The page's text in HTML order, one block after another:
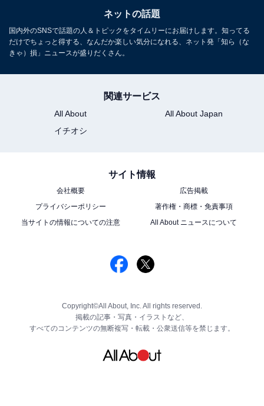
ネットの話題
国内外のSNSで話題の人＆トピックをタイムリーにお届けします。知ってる
だけでちょっと得する、なんだか楽しい気分になれる、ネット発「知ら（な
きゃ）損」ニュースが盛りだくさん。
関連サービス
All About
All About Japan
イチオシ
サイト情報
会社概要
広告掲載
プライバシーポリシー
著作権・商標・免責事項
当サイトの情報についての注意
All About ニュースについて
Copyright©All About, Inc. All rights reserved.
掲載の記事・写真・イラストなど、
すべてのコンテンツの無断複写・転載・公衆送信等を禁じます。